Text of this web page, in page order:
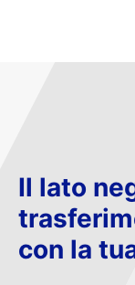
Il lato
con la